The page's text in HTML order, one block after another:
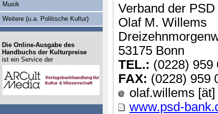
Verband der
Olaf M. Willems
53175 Bonn
TEL.: (0228) 959
FAX: (0228) 959
olaf.willems
www.psd-
Musik
Weitere (u.a. Politische Kultur)
Die Online-Ausgabe des
Handbuchs der Kulturpreise
ist ein Service der